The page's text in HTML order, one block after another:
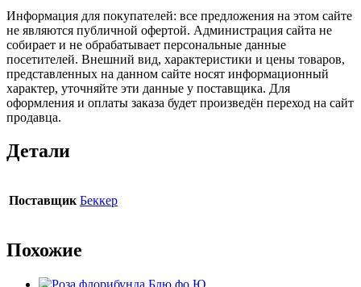
Информация для покупателей: все предложения на этом сайте
не являются публичной офертой. Администрация сайта не
собирает и не обрабатывает персональные данные
посетителей. Внешний вид, характеристики и цены товаров,
представленных на данном сайте носят информационный
характер, уточняйте эти данные у поставщика. Для
оформления и оплаты заказа будет произведён переход на сайт
продавца.
Детали
Поставщик Беккер
Похожие